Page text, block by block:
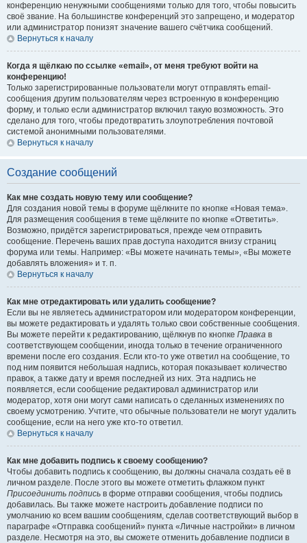
конференцию ненужными сообщениями только для того, чтобы повысить
своё звание. На большинстве конференций это запрещено, и модератор
или администратор понизят значение вашего счётчика сообщений.
Вернуться к началу
Когда я щёлкаю по ссылке «email», от меня требуют войти на
конференцию!
Только зарегистрированные пользователи могут отправлять email-
сообщения другим пользователям через встроенную в конференцию
форму, и только если администратор включил такую возможность. Это
сделано для того, чтобы предотвратить злоупотребления почтовой
системой анонимными пользователями.
Вернуться к началу
Создание сообщений
Как мне создать новую тему или сообщение?
Для создания новой темы в форуме щёлкните по кнопке «Новая тема».
Для размещения сообщения в теме щёлкните по кнопке «Ответить».
Возможно, придётся зарегистрироваться, прежде чем отправить
сообщение. Перечень ваших прав доступа находится внизу страниц
форума или темы. Например: «Вы можете начинать темы», «Вы можете
добавлять вложения» и т. п.
Вернуться к началу
Как мне отредактировать или удалить сообщение?
Если вы не являетесь администратором или модератором конференции,
вы можете редактировать и удалять только свои собственные сообщения.
Вы можете перейти к редактированию, щёлкнув по кнопке Правка в
соответствующем сообщении, иногда только в течение ограниченного
времени после его создания. Если кто-то уже ответил на сообщение, то
под ним появится небольшая надпись, которая показывает количество
правок, а также дату и время последней из них. Эта надпись не
появляется, если сообщение редактировал администратор или
модератор, хотя они могут сами написать о сделанных изменениях по
своему усмотрению. Учтите, что обычные пользователи не могут удалить
сообщение, если на него уже кто-то ответил.
Вернуться к началу
Как мне добавить подпись к своему сообщению?
Чтобы добавить подпись к сообщению, вы должны сначала создать её в
личном разделе. После этого вы можете отметить флажком пункт
Присоединить подпись в форме отправки сообщения, чтобы подпись
добавилась. Вы также можете настроить добавление подписи по
умолчанию ко всем вашим сообщениям, сделав соответствующий выбор в
параграфе «Отправка сообщений» пункта «Личные настройки» в личном
разделе. Несмотря на это, вы сможете отменить добавление подписи в